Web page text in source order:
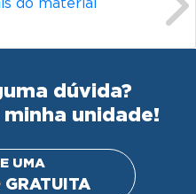
do material
dúvida?
unidade!
UMA
GRATUITA